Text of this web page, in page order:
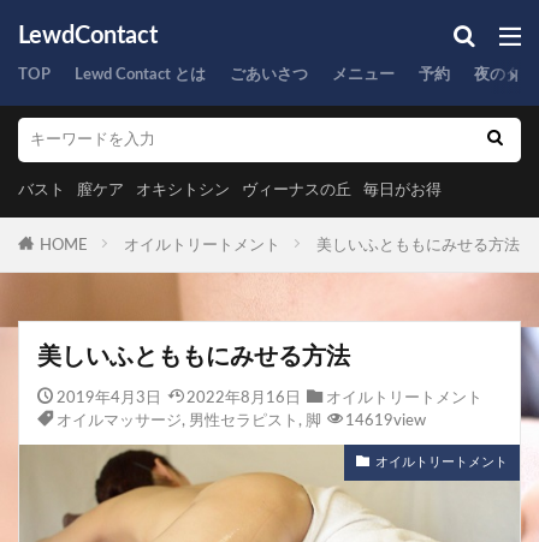
LewdContact
TOP Lewd Contact とは ごあいさつ メニュー 予約 夜のタ
バスト 膣ケア オキシトシン ヴィーナスの丘 毎日がお得
HOME オイルトリートメント 美しいふとももにみせる方法
美しいふとももにみせる方法
2019年4月3日 2022年8月16日
オイルトリートメント
オイルマッサージ, 男性セラピスト , 脚 14619view
オイルトリートメント